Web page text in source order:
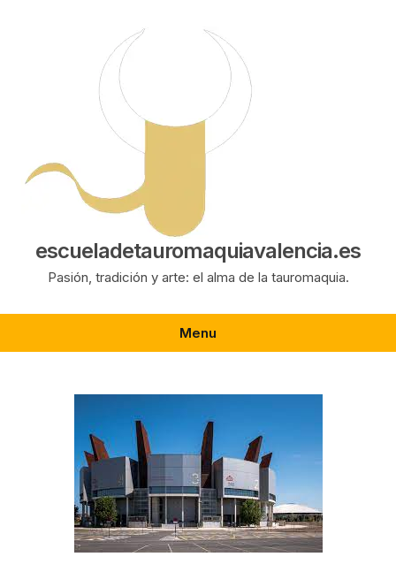
escueladetauromaquiavalencia.es
Pasión, tradición y arte: el alma de la tauromaquia.
Menu